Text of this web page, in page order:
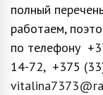
полный
работаем,
по телефону
14-72, +375